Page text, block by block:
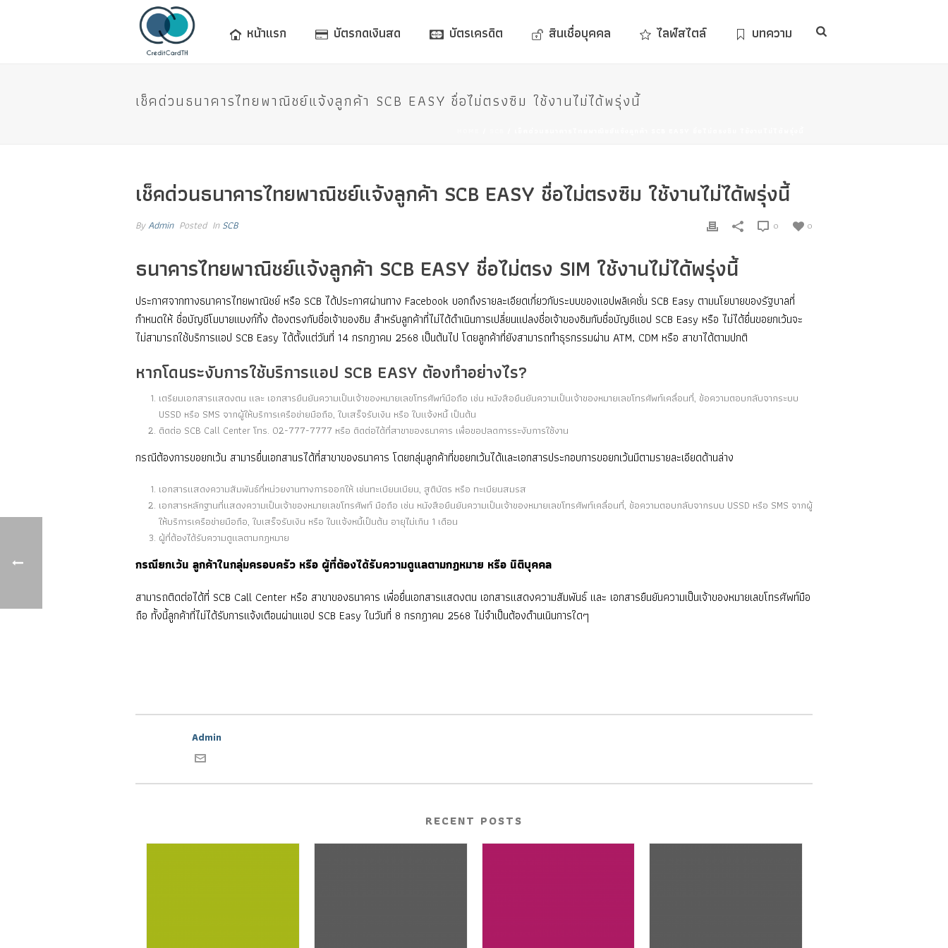
หน้าแรก บัตรกดเงินสด บัตรเครดิต สินเชื่อบุคคล ไลฟ์สไตล์ บทความ
เช็คด่วนธนาคารไทยพาณิชย์แจ้งลูกค้า SCB EASY ชื่อไม่ตรงซิม ใช้งานไม่ได้พรุ่งนี้
เช็คด่วนธนาคารไทยพาณิชย์แจ้งลูกค้า SCB EASY ชื่อไม่ตรงซิม ใช้งานไม่ได้พรุ่งนี้
ByAdmin Posted InSCB 0
0
ธนาคารไทยพาณิชย์แจ้งลูกค้า SCB EASY ชื่อไม่ตรง SIM ใช้งานไม่ได้พรุ่งนี้
ประกาศจากทางธนาคารไทยพาณิชย์ หรือ SCB ได้ประกาศผ่านทาง Facebook บอกถึงรายละเอียดเกี่ยวกับระบบของแอปพลิเคชั่น SCB Easy ตามนโยบายของรัฐบาลที่
กำหนดให้ ชื่อบัญชีโมบายแบงก์กิ้ง ต้องตรงกับชื่อเจ้าของซิม สำหรับลูกค้าที่ไม่ได้ดำเนินการเปลี่ยนแปลงชื่อเจ้าของซิมกับชื่อบัญชีแอป SCB Easy หรือ ไม่ได้ยื่นขอยกเว้นจะ
ไม่สามารถใช้บริการแอป SCB Easy ได้ตั้งแต่วันที่ 14 กรกฎาคม 2568 เป็นต้นไป โดยลูกค้าที่ยังสามารถทำธุรกรรมผ่าน ATM, CDM หรือ สาขาได้ตามปกติ
หากโดนระงับการใช้บริการแอป SCB EASY ต้องทำอย่างไร?
เตรียมเอกสารแสดงตน และ เอกสารยืนยันความเป็นเจ้าของหมายเลขโทรศัพท์มือถือ เช่น หนังสือยืนยันความเป็นเจ้าของหมายเลขโทรศัพท์เคลื่อนที่, ข้อความตอบกลับจากระบบ
USSD หรือ SMS จากผู้ให้บริการเครือข่ายมือถือ, ใบเสร็จรับเงิน หรือ ใบแจ้งหนี้ เป็นต้น
ติดต่อ SCB Call Center โทร. 02-777-7777 หรือ ติดต่อได้ที่สาขาของธนาคาร เพื่อขอปลดการระงับการใช้งาน
กรณีต้องการขอยกเว้น สามารยื่นเอกสานรได้ที่สาขาของธนาคาร โดยกลุ่มลูกค้าที่ขอยกเว้นได้และเอกสารประกอบการขอยกเว้นมีตามรายละเอียดด้านล่าง
เอกสารแสดงความสัมพันธ์ที่หน่วยงานทางการออกให้ เช่นทะเบียนเบียน, สูติบัตร หรือ ทะเบียนสมรส
เอกสารหลักฐานที่แสดงความเป็นเจ้าของหมายเลขโทรศัพท์ มือถือ เช่น หนังสือยืนยันความเป็นเจ้าของหมายเลขโทรศัพท์เคลื่อนที่, ข้อความตอบกลับจากรบบ USSD หรือ SMS จากผู้
ให้บริการเครือข่ายมือถือ, ใบเสร็จรับเงิน หรือ ใบแจ้งหนี้เป็นต้น อายุไม่เกิน 1 เดือน
ผู้ที่ต้องได้รับความดูแลตามกฎหมาย
กรณียกเว้น ลูกค้าในกลุ่มครอบครัว หรือ ผู้ที่ต้องได้รับความดูแลตามกฎหมาย หรือ นิติบุคคล
สามารถติดต่อได้ที่ SCB Call Center หรือ สาขาของธนาคาร เพื่อยื่นเอกสารแสดงตน เอกสารแสดงความสัมพันธ์ และ เอกสารยืนยันความเป็นเจ้าของหมายเลขโทรศัพท์มือ
ถือ ทั้งนี้ลูกค้าที่ไม่ได้รับการแจ้งเตือนผ่านแอป SCB Easy ในวันที่ 8 กรกฎาคม 2568 ไม่จำเป็นต้องดำนเนินการใดๆ
Admin
RECENT POSTS